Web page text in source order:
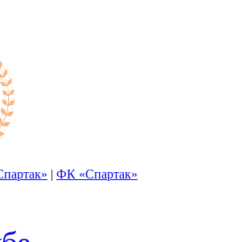
| ФК «Спартак»